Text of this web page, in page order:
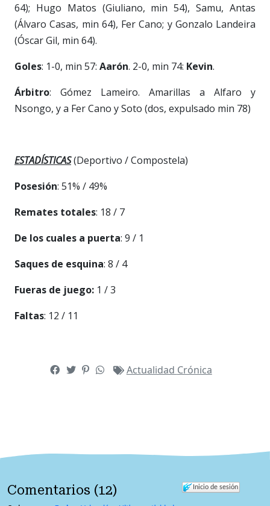
64); Hugo Matos (Giuliano, min 54), Samu, Antas
(Álvaro Casas, min 64), Fer Cano; y Gonzalo Landeira
(Óscar Gil, min 64).
Goles: 1-0, min 57: Aarón. 2-0, min 74: Kevin.
Árbitro: Gómez Lameiro. Amarillas a Alfaro y
Nsongo, y a Fer Cano y Soto (dos, expulsado min 78)
ESTADÍSTICAS(Deportivo / Compostela)
Posesión: 51% / 49%
Remates totales: 18 / 7
De los cuales a puerta: 9 / 1
Saques de esquina: 8 / 4
Fueras de juego: 1 / 3
Faltas: 12 / 11
Actualidad Crónica
Inicio de sesión
Comentarios (12)